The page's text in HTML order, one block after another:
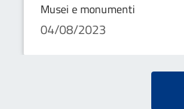
Musei e monumenti
04/08/2023